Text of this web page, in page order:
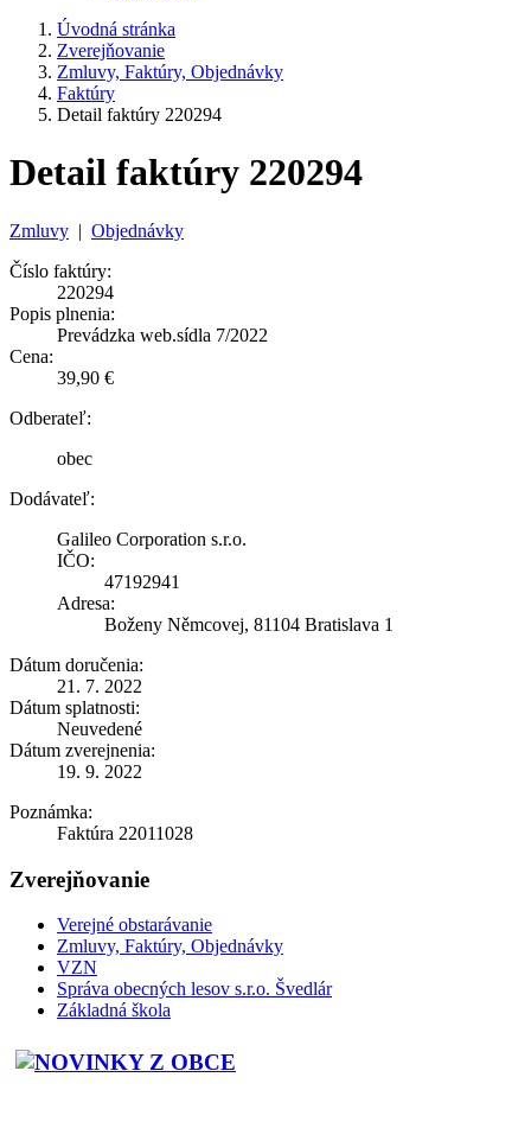
Úvodná stránka
Zverejňovanie
Zmluvy, Faktúry, Objednávky
Faktúry
Detail faktúry 220294
Detail faktúry 220294
Zmluvy | Objednávky
Číslo faktúry:
220294
Popis plnenia:
Prevádzka web.sídla 7/2022
Cena:
39,90 €
Odberateľ:
obec
Dodávateľ:
Galileo Corporation s.r.o.
IČO:
47192941
Adresa:
Boženy Němcovej, 81104 Bratislava 1
Dátum doručenia:
21. 7. 2022
Dátum splatnosti:
Neuvedené
Dátum zverejnenia:
19. 9. 2022
Poznámka:
Faktúra 22011028
Zverejňovanie
Verejné obstarávanie
Zmluvy, Faktúry, Objednávky
VZN
Správa obecných lesov s.r.o. Švedlár
Základná škola